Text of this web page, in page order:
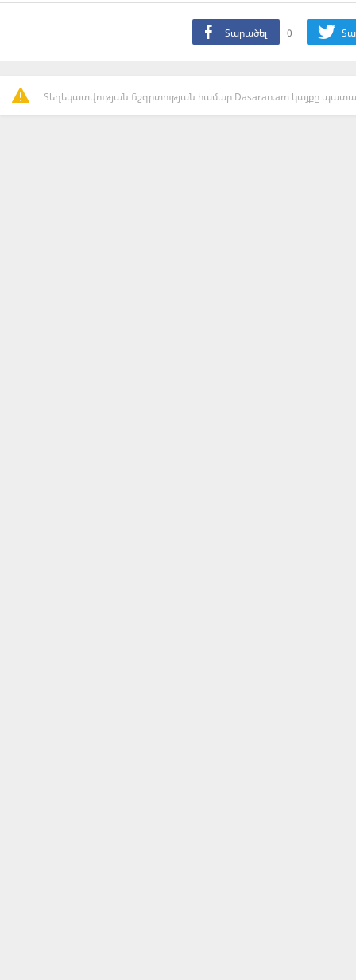
Տարածել 0
Տեղեկատվության ճշգրտության համար Dasaran.am կայքը